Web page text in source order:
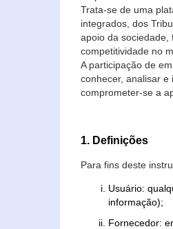
Trata-se de uma
integrados, dos
apoio da sociedade,
competitividade no
A participação de
conhecer, analisar
comprometer-se a
1. Definições
Para fins deste
Usuário:
informação);
Fornecedor: